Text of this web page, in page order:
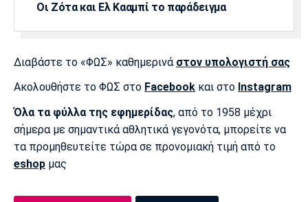
Οι Ζότα και Ελ Κααμπί το παράδειγμα
Διαβάστε το «ΦΩΣ» καθημερινά στον υπολογιστή σας
Ακολουθήστε το ΦΩΣ στο Facebook και στο Instagram
Όλα τα φύλλα της εφημερίδας, από το 1958 μέχρι
σήμερα με σημαντικά αθλητικά γεγονότα, μπορείτε να
τα προμηθευτείτε τώρα σε προνομιακή τιμή από το
eshop μας